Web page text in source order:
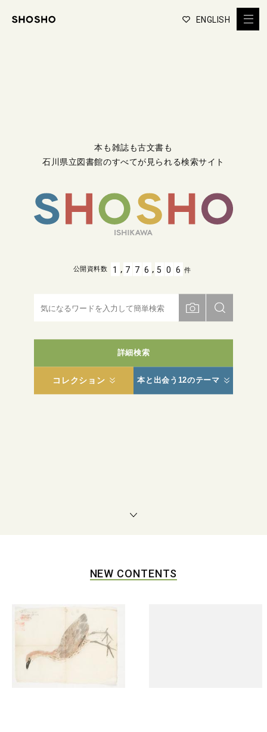
ENGLISH
本も雑誌も古文書も
石川県立図書館のすべてが見られる検索サイト
詳細検索
コレクション 本と出会う12のテーマ
公開資料数 1 , 7 7 6 , 5 0 6 件
NEW CONTENTS